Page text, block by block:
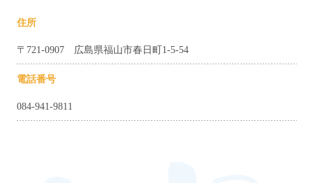
住所
〒721-0907 広島県福山市春日町1-5-54
電話番号
084-941-9811